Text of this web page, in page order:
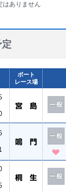
ありません
定
ボート
レース場